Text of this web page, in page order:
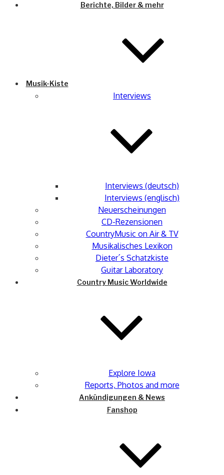
Berichte, Bilder & mehr
Musik-Kiste
Interviews
Interviews (deutsch)
Interviews (englisch)
Neuerscheinungen
CD-Rezensionen
CountryMusic on Air & TV
Musikalisches Lexikon
Dieter´s Schatzkiste
Guitar Laboratory
Country Music Worldwide
Explore Iowa
Reports, Photos and more
Ankündigungen & News
Fanshop